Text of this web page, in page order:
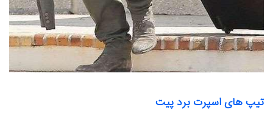
تیپ های اسپرت برد پیت